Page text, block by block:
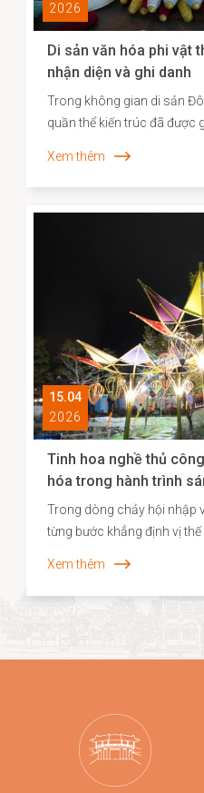
2026
Di sản văn hóa phi vật
nhận diện và ghi danh
Trong không gian di sản
quần thể kiến trúc đã được
và năng lực sáng tạo của
phương. Những năm gần
diện và xây dựng hồ sơ
hóa phi vật thể đã được
góp phần định hình cơ sở
lược bảo tồn và phát huy
Xem thêm
15.04
2026
Tinh hoa nghề thủ
hóa trong hành trình
Trong dòng chảy hội nhập
từng bước khẳng định vị
thức mới mẻ. Năm 2026,
chọn đồng hành cùng các
Xem thêm